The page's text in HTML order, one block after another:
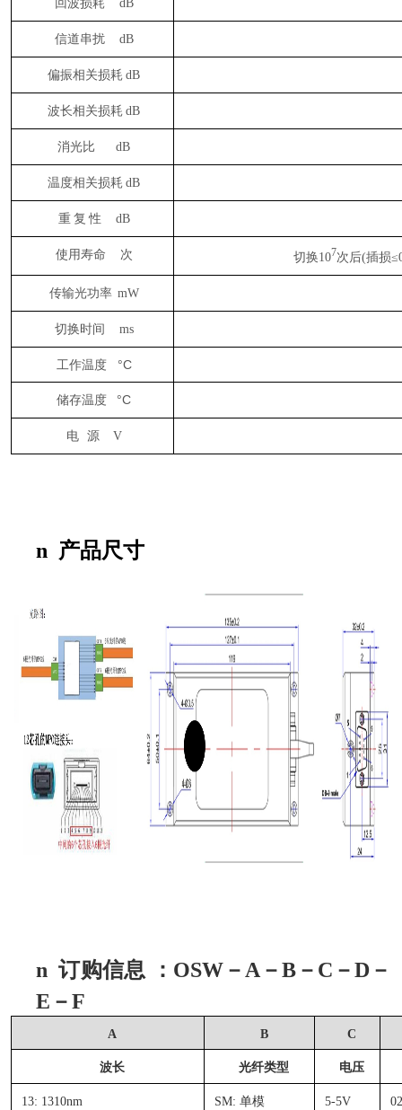
回波损耗 dB
信道串扰 dB
偏振相关损耗 dB
波长相关损耗 dB
消光比 dB
温度相关损耗 dB
重 复 性 dB
使用寿命 次 切换107次后(插损
传输光功率 mW
切换时间 ms
工作温度 °C
储存温度 °C
电 源 V
n 产品尺寸
n 订购信息 ：OSW－A－B－C－D－
E－F
A B C
波长 光纤类型 电压
13: 1310nm
SM: 单模
5-5V